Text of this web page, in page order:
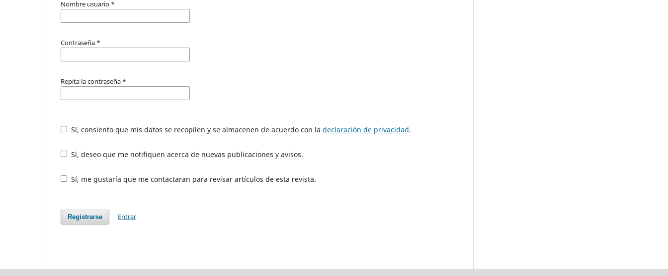
Nombre usuario *
Contraseña *
Repita la contraseña *
Sí, consiento que mis datos se recopilen y se almacenen de acuerdo con la declaración de privacidad.
Sí, deseo que me notifiquen acerca de nuevas publicaciones y avisos.
Sí, me gustaría que me contactaran para revisar artículos de esta revista.
Registrarse Entrar